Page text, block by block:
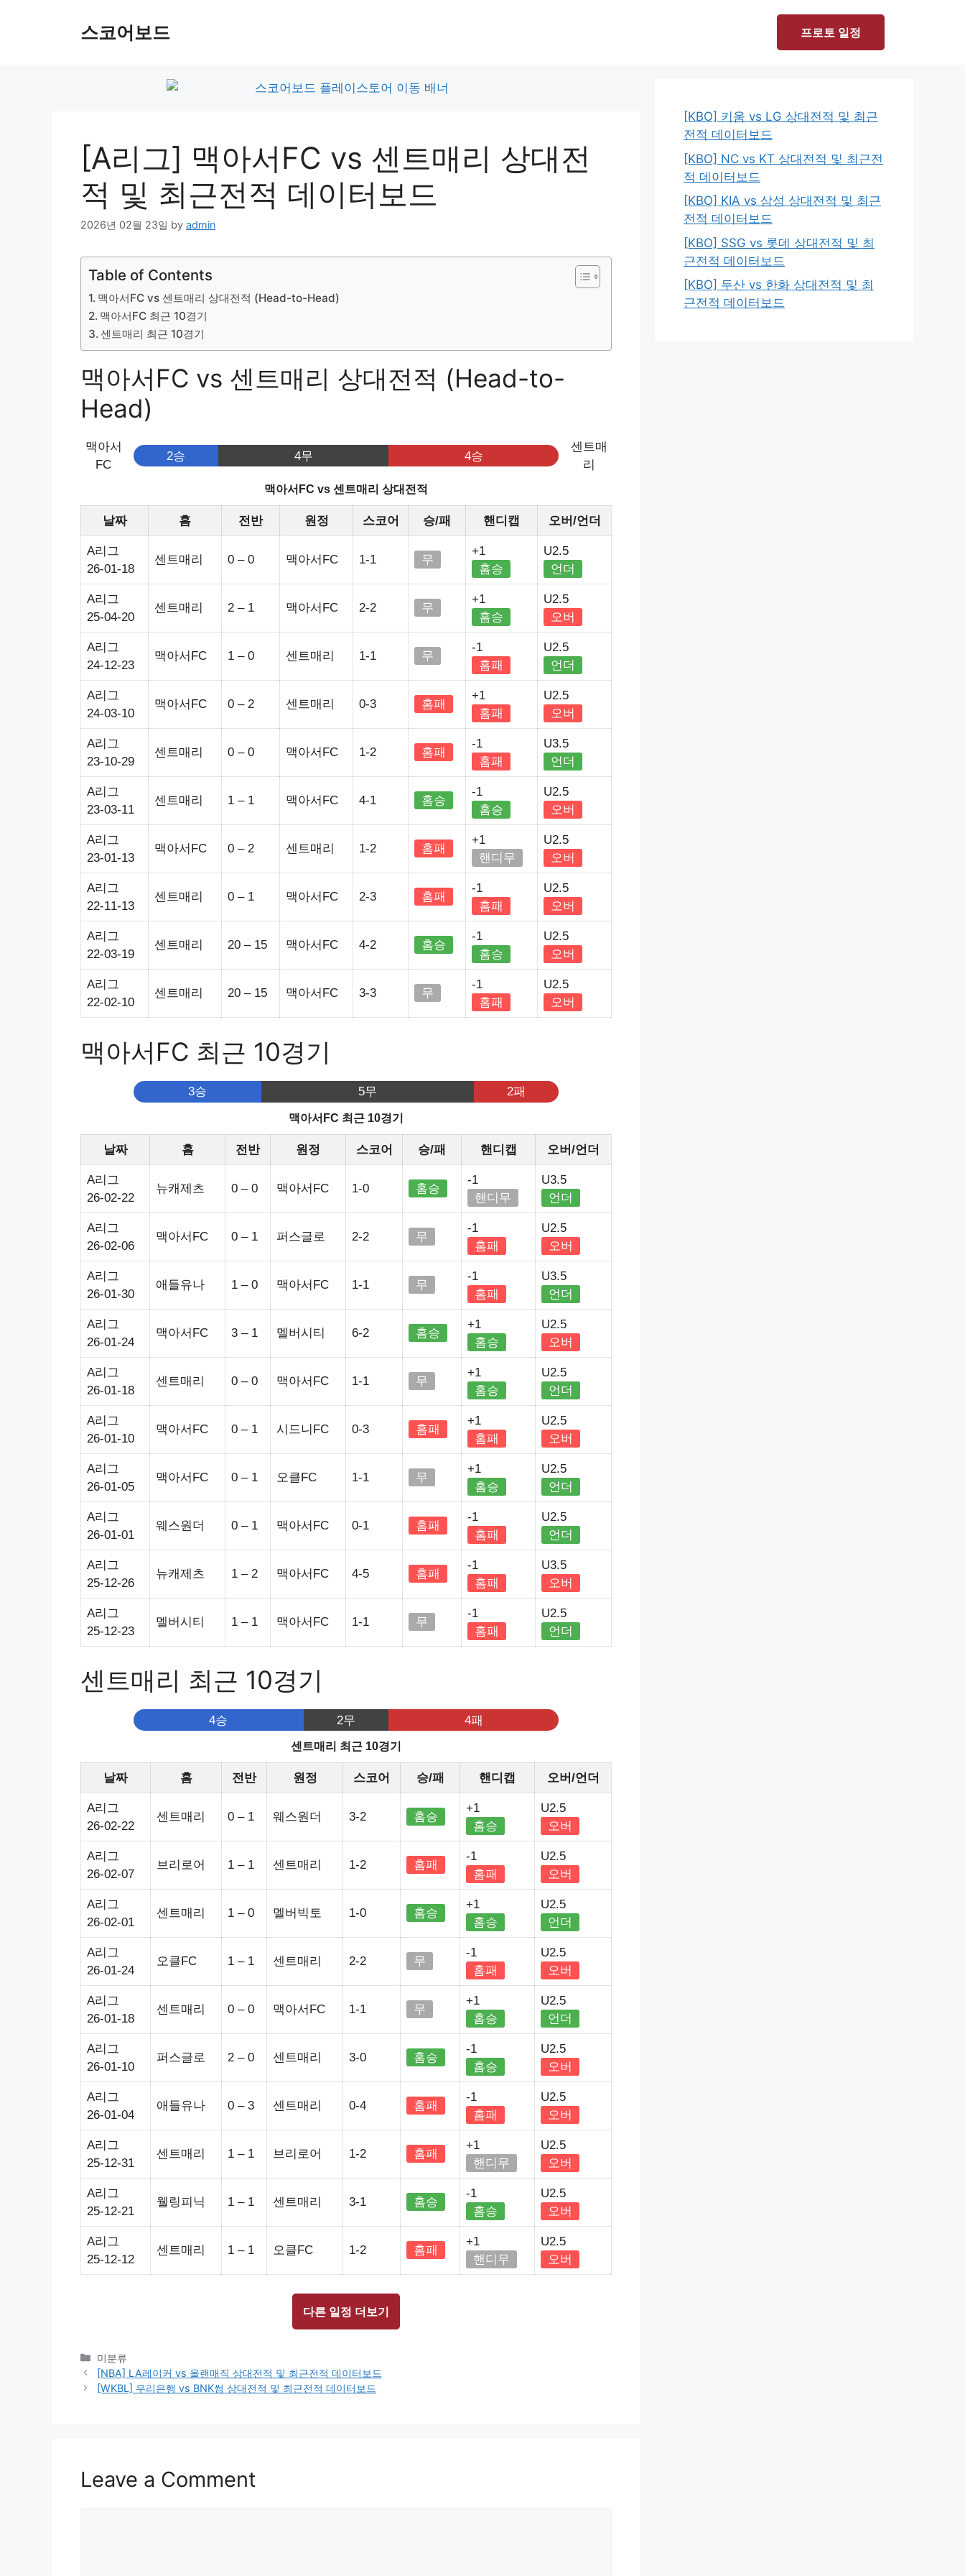
스코어보드 프로토 일정
[A리그] 맥아서FC vs 센트매리 상대전
적 및 최근전적 데이터보드
2026년 02월 23일 by admin
Table of Contents
맥아서FC vs 센트매리 상대전적 (Head-to-Head)
맥아서FC 최근 10경기
센트매리 최근 10경기
맥아서FC vs 센트매리 상대전적 (Head-to-
Head)
맥아서
FC
2승 4무 4승
센트매
리
맥아서FC vs 센트매리 상대전적
날짜 홈 전반 원정 스코어 승/패 핸디캡 오버/언더
A리그
26-01-18
센트매리 0 – 0 맥아서FC 1-1 무
+1
홈승
U2.5
언더
A리그
25-04-20
센트매리 2 – 1 맥아서FC 2-2 무
+1
홈승
U2.5
오버
A리그
24-12-23
맥아서FC 1 – 0 센트매리 1-1 무
-1
홈패
U2.5
언더
A리그
24-03-10
맥아서FC 0 – 2 센트매리 0-3 홈패
+1
홈패
U2.5
오버
A리그
23-10-29
센트매리 0 – 0 맥아서FC 1-2 홈패
-1
홈패
U3.5
언더
A리그
23-03-11
센트매리 1 – 1 맥아서FC 4-1 홈승
-1
홈승
U2.5
오버
A리그
23-01-13
맥아서FC 0 – 2 센트매리 1-2 홈패
+1
핸디무
U2.5
오버
A리그
22-11-13
센트매리 0 – 1 맥아서FC 2-3 홈패
-1
홈패
U2.5
오버
A리그
22-03-19
센트매리 20 – 15 맥아서FC 4-2 홈승
-1
홈승
U2.5
오버
A리그
22-02-10
센트매리 20 – 15 맥아서FC 3-3 무
-1
홈패
U2.5
오버
맥아서FC 최근 10경기
3승 5무 2패
맥아서FC 최근 10경기
날짜 홈 전반 원정 스코어 승/패 핸디캡 오버/언더
A리그
26-02-22
뉴캐제츠 0 – 0 맥아서FC 1-0 홈승
-1
핸디무
U3.5
언더
A리그
26-02-06
맥아서FC 0 – 1 퍼스글로 2-2 무
-1
홈패
U2.5
오버
A리그
26-01-30
애들유나 1 – 0 맥아서FC 1-1 무
-1
홈패
U3.5
언더
A리그
26-01-24
맥아서FC 3 – 1 멜버시티 6-2 홈승
+1
홈승
U2.5
오버
A리그
26-01-18
센트매리 0 – 0 맥아서FC 1-1 무
+1
홈승
U2.5
언더
A리그
26-01-10
맥아서FC 0 – 1 시드니FC 0-3 홈패
+1
홈패
U2.5
오버
A리그
26-01-05
맥아서FC 0 – 1 오클FC 1-1 무
+1
홈승
U2.5
언더
A리그
26-01-01
웨스원더 0 – 1 맥아서FC 0-1 홈패
-1
홈패
U2.5
언더
A리그
25-12-26
뉴캐제츠 1 – 2 맥아서FC 4-5 홈패
-1
홈패
U3.5
오버
A리그
25-12-23
멜버시티 1 – 1 맥아서FC 1-1 무
-1
홈패
U2.5
언더
센트매리 최근 10경기
4승 2무 4패
센트매리 최근 10경기
날짜 홈 전반 원정 스코어 승/패 핸디캡 오버/언더
A리그
26-02-22
센트매리 0 – 1 웨스원더 3-2 홈승
+1
홈승
U2.5
오버
A리그
26-02-07
브리로어 1 – 1 센트매리 1-2 홈패
-1
홈패
U2.5
오버
A리그
26-02-01
센트매리 1 – 0 멜버빅토 1-0 홈승
+1
홈승
U2.5
언더
A리그
26-01-24
오클FC 1 – 1 센트매리 2-2 무
-1
홈패
U2.5
오버
A리그
26-01-18
센트매리 0 – 0 맥아서FC 1-1 무
+1
홈승
U2.5
언더
A리그
26-01-10
퍼스글로 2 – 0 센트매리 3-0 홈승
-1
홈승
U2.5
오버
A리그
26-01-04
애들유나 0 – 3 센트매리 0-4 홈패
-1
홈패
U2.5
오버
A리그
25-12-31
센트매리 1 – 1 브리로어 1-2 홈패
+1
핸디무
U2.5
오버
A리그
25-12-21
웰링피닉 1 – 1 센트매리 3-1 홈승
-1
홈승
U2.5
오버
A리그
25-12-12
센트매리 1 – 1 오클FC 1-2 홈패
+1
핸디무
U2.5
오버
다른 일정 더보기
Categories
미분류
[NBA] LA레이커 vs 올랜매직 상대전적 및 최근전적 데이터보드
[WKBL] 우리은행 vs BNK썸 상대전적 및 최근전적 데이터보드
Leave a Comment
[KBO] 키움 vs LG 상대전적 및 최근
전적 데이터보드
[KBO] NC vs KT 상대전적 및 최근전
적 데이터보드
[KBO] KIA vs 삼성 상대전적 및 최근
전적 데이터보드
[KBO] SSG vs 롯데 상대전적 및 최
근전적 데이터보드
[KBO] 두산 vs 한화 상대전적 및 최
근전적 데이터보드